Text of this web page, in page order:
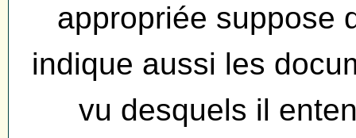
appropriée suppose
indique aussi les
vu desquels il